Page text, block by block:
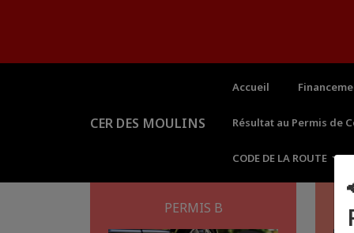
CER DES MOULINS
Accueil
Résultat au Permis de
CODE DE LA ROUTE
PERMIS B